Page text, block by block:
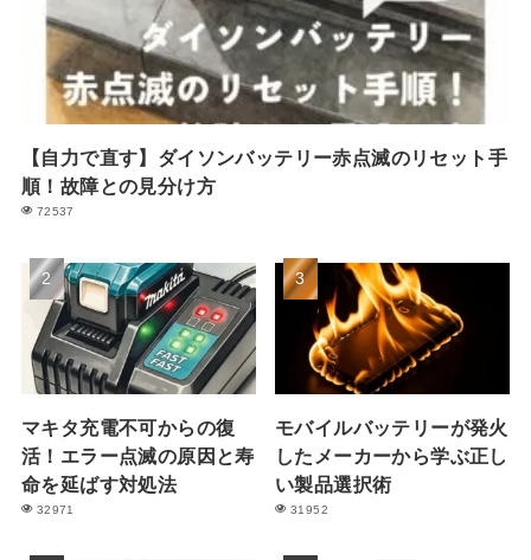
【自力で直す】ダイソンバッテリー赤点滅のリセット手
順！故障との見分け方
72537
マキタ充電不可からの復
活！エラー点滅の原因と寿
命を延ばす対処法
32971
モバイルバッテリーが発火
したメーカーから学ぶ正し
い製品選択術
31952